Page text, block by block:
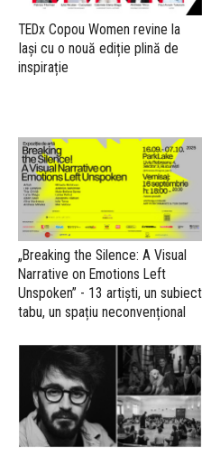
TEDx Copou Women revine la
Iași cu o nouă ediție plină de
inspirație
„Breaking the Silence: A Visual
Narrative on Emotions Left
Unspoken” - 13 artiști, un subiect
tabu, un spațiu neconvențional